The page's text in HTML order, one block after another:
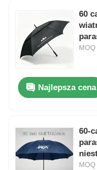
60
Najlepsza cena
60-